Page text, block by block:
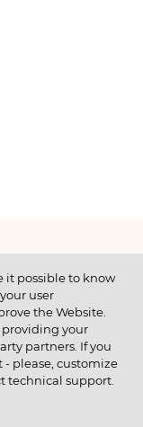
it possible to know
user
the Website.
providing your
partners. If you
- please, customize
technical support.